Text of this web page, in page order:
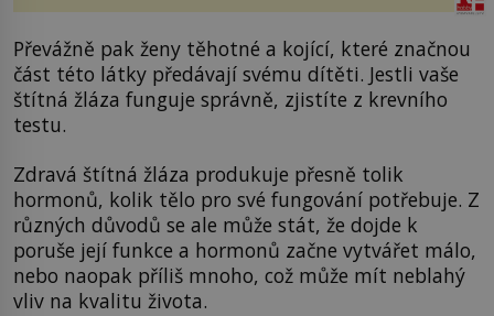
Převážně pak ženy těhotné a kojící, které značnou
část této látky předávají svému dítěti. Jestli vaše
štítná žláza funguje správně, zjistíte z krevního
testu.
Zdravá štítná žláza produkuje přesně tolik
hormonů, kolik tělo pro své fungování potřebuje. Z
různých důvodů se ale může stát, že dojde k
poruše její funkce a hormonů začne vytvářet málo,
nebo naopak příliš mnoho, což může mít neblahý
vliv na kvalitu života.